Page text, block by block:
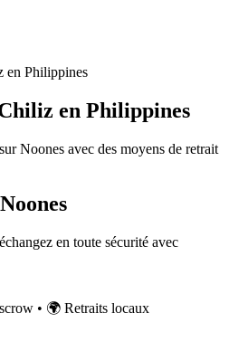
en Philippines
en Philippines
Noones avec des moyens de retrait
en toute sécurité avec
• 🌍 Retraits locaux